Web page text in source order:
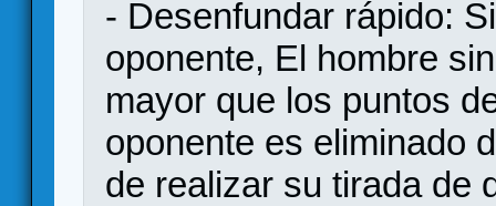
- Desenfundar rápido:
oponente, El hombre
mayor que los puntos
oponente es eliminado
de realizar su tirada de